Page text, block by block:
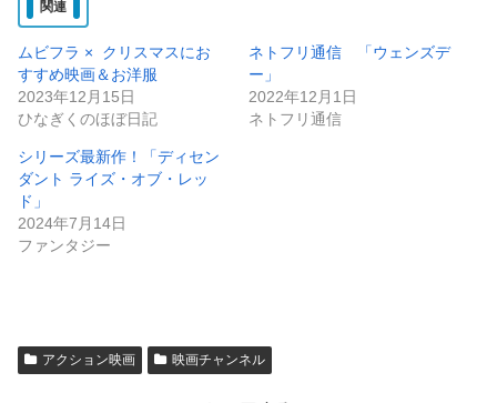
関連
ムビフラ × クリスマスにお
すすめ映画＆お洋服
2023年12月15日
ひなぎくのほぼ日記
ネトフリ通信 「ウェンズデ
ー」
2022年12月1日
ネトフリ通信
シリーズ最新作！「ディセン
ダント ライズ・オブ・レッ
ド」
2024年7月14日
ファンタジー
アクション映画 映画チャンネル